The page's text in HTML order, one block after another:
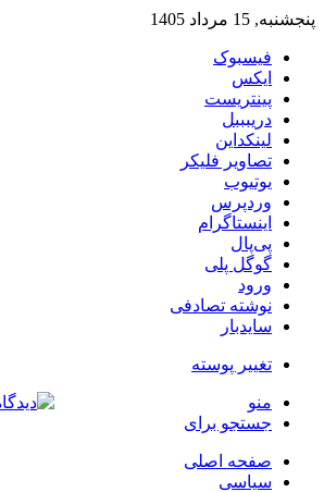
پنجشنبه, 15 مرداد 1405
فیسبوک
ایکس
پینتریست
دریبببل
لینکداین
تصاویر فلیکر
یوتیوب
وردپرس
اینستاگرام
پی‌پال
گوگل پلی
ورود
نوشته تصادفی
سایدبار
تغییر پوسته
منو
جستجو برای
صفحه اصلی
سیاسی